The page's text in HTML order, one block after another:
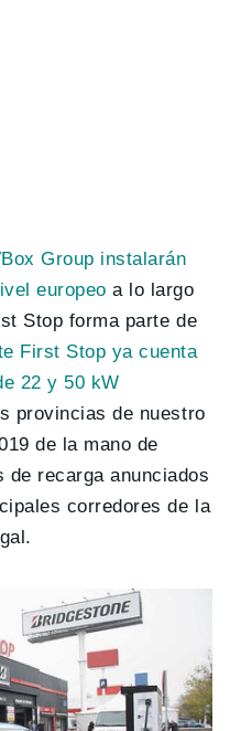
Group instalarán
europeo a lo largo
Stop forma parte de
First Stop ya cuenta
22 y 50 kW
provincias de nuestro
de la mano de
de recarga anunciados
corredores de la